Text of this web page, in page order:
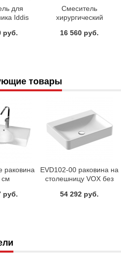
для
Iddis
руб.
Смеситель
хирургический
умывальника Iddis
16 560 руб.
товары
раковина
см
руб.
EVD102-00 раковина на
столешницу VOX без
60х45 (белый) Jacob
54 292 руб.